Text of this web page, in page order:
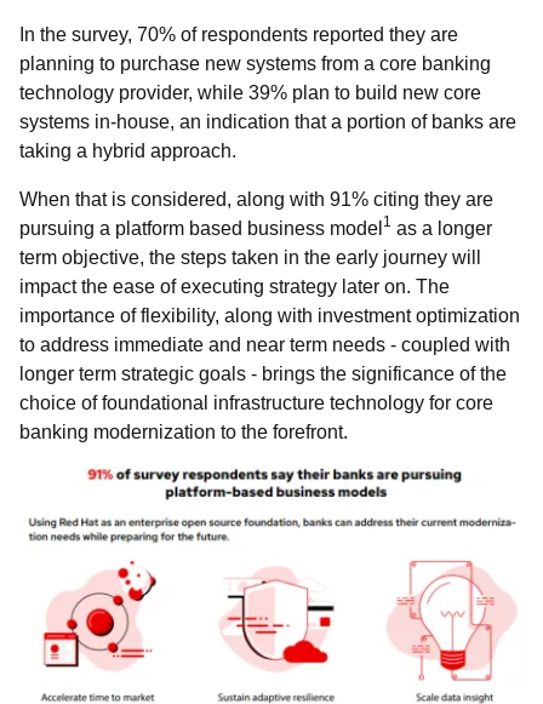
In the survey, 70% of respondents reported they are
planning to purchase new systems from a core banking
technology provider, while 39% plan to build new core
systems in-house, an indication that a portion of banks are
taking a hybrid approach.
When that is considered, along with 91% citing they are
pursuing a platform based business model 1 as a longer
term objective, the steps taken in the early journey will
impact the ease of executing strategy later on. The
importance of flexibility, along with investment optimization
to address immediate and near term needs - coupled with
longer term strategic goals - brings the significance of the
choice of foundational infrastructure technology for core
banking modernization to the forefront.